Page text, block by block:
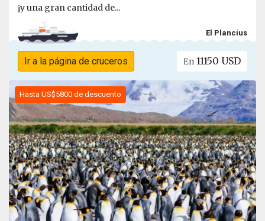
¡y una gran cantidad de...
El Plancius
Ir a la página de cruceros En 11150 USD
Hasta US$5800 de descuento